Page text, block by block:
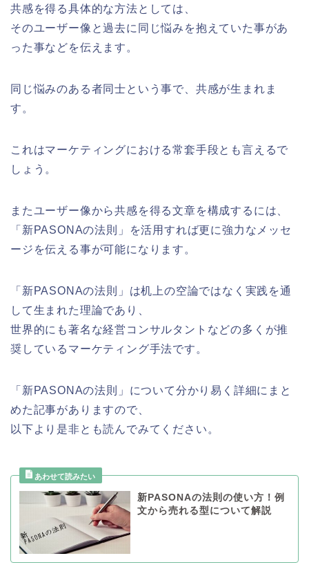
共感を得る具体的な方法としては、
そのユーザー像と過去に同じ悩みを抱えていた事があ
った事などを伝えます。
同じ悩みのある者同士という事で、共感が生まれま
す。
これはマーケティングにおける常套手段とも言えるで
しょう。
またユーザー像から共感を得る文章を構成するには、
「新PASONAの法則」を活用すれば更に強力なメッセ
ージを伝える事が可能になります。
「新PASONAの法則」は机上の空論ではなく実践を通
して生まれた理論であり、
世界的にも著名な経営コンサルタントなどの多くが推
奨しているマーケティング手法です。
「新PASONAの法則」について分かり易く詳細にまと
めた記事がありますので、
以下より是非とも読んでみてください。
新PASONAの法則の使い方！例
文から売れる型について解説